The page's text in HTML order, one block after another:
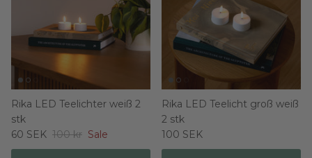
Rika LED Teelichter weiß 2
stk
60 SEK 100 kr Sale
Rika LED Teelicht groß weiß
2 stk
100 SEK